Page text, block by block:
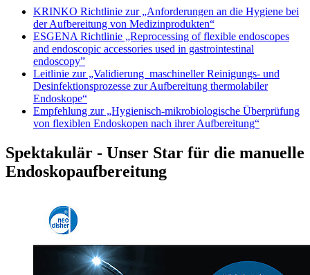
KRINKO Richtlinie zur „Anforderungen an die Hygiene bei
der Aufbereitung von Medizinprodukten“
ESGENA Richtlinie „Reprocessing of flexible endoscopes
and endoscopic accessories used in gastrointestinal
endoscopy”
Leitlinie zur „Validierung maschineller Reinigungs- und
Desinfektionsprozesse zur Aufbereitung thermolabiler
Endoskope“
Empfehlung zur „Hygienisch-mikrobiologische Überprüfung
von flexiblen Endoskopen nach ihrer Aufbereitung“
Spektakulär - Unser Star für die manuelle
Endoskopaufbereitung